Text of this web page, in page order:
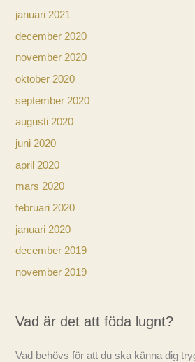
januari 2021
december 2020
november 2020
oktober 2020
september 2020
augusti 2020
juni 2020
april 2020
mars 2020
februari 2020
januari 2020
december 2019
november 2019
Vad är det att föda lugnt?
Vad behövs för att du ska känna dig